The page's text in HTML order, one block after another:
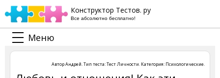
Конструктор Тестов. ру
Все абсолютно бесплатно!
Меню
АвторАндрей. Тип теста:Тест Личности. Категория: Психологические.